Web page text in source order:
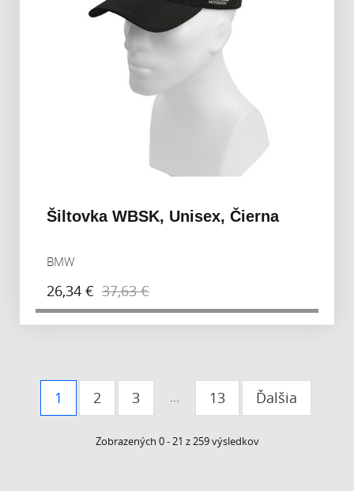
Šiltovka WBSK, Unisex, Čierna
BMW
26,34 € 37,63 €
1 2 3 ... 13 Ďalšia
Zobrazených 0 - 21 z259výsledkov